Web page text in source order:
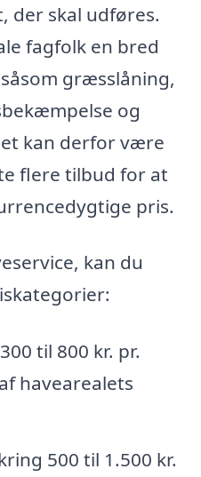
der skal udføres.
fagfolk en bred
græsslåning,
og
kan derfor være
flere tilbud for at
pris.
kan du
til 800 kr. pr.
havearealets
500 til 1.500 kr.